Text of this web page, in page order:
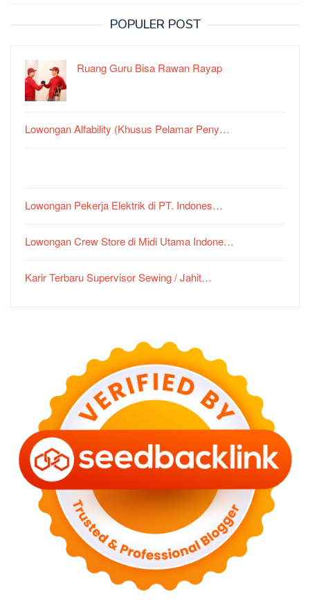
POPULER POST
Ruang Guru Bisa Rawan Rayap
Lowongan Alfability (Khusus Pelamar Peny…
Lowongan Pekerja Elektrik di PT. Indones…
Lowongan Crew Store di Midi Utama Indone…
Karir Terbaru Supervisor Sewing / Jahit…